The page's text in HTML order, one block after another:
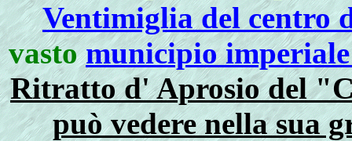
Ventimiglia del centro
vastomunicipio
Ritratto d' Aprosio del
può vedere nella sua